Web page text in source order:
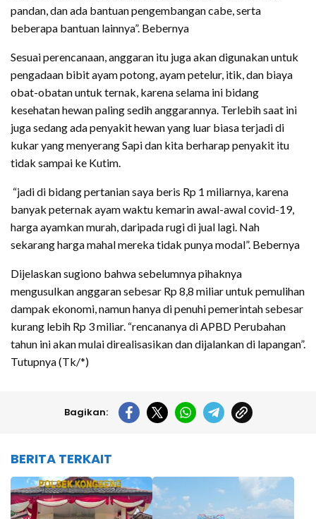
pandan, dan ada bantuan pengembangan cabe, serta
beberapa bantuan lainnya”. Bebernya
Sesuai perencanaan, anggaran itu juga akan digunakan untuk
pengadaan bibit ayam potong, ayam petelur, itik, dan biaya
obat-obatan untuk ternak, karena selama ini bidang
kesehatan hewan paling sedih anggarannya. Terlebih saat ini
juga sedang ada penyakit hewan yang luar biasa terjadi di
kukar yang menyerang Sapi dan kita berharap penyakit itu
tidak sampai ke Kutim.
“jadi di bidang pertanian saya beris Rp 1 miliarnya, karena
banyak peternak ayam waktu kemarin awal-awal covid-19,
harga ayamkan murah, daripada rugi di jual lagi. Nah
sekarang harga mahal mereka tidak punya modal”. Bebernya
Dijelaskan sugiono bahwa sebelumnya pihaknya
mengusulkan anggaran sebesar Rp 8,8 miliar untuk pemulihan
dampak ekonomi, namun hanya di penuhi pemerintah sebesar
kurang lebih Rp 3 miliar. “rencananya di APBD Perubahan
tahun ini akan mulai direalisasikan dan dijalankan di lapangan”.
Tutupnya (Tk/*)
Bagikan:
BERITA TERKAIT